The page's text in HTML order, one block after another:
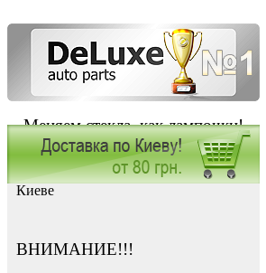
Меняем стекла, как лампочки!
Заказать установку автостекла в
Киеве
ВНИМАНИЕ!!!